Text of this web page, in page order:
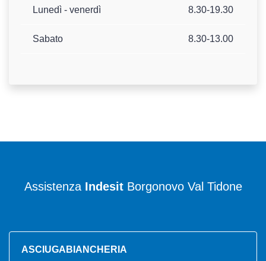
Lunedì - venerdì 8.30-19.30
Sabato 8.30-13.00
Assistenza IndesitBorgonovo Val Tidone
ASCIUGABIANCHERIA